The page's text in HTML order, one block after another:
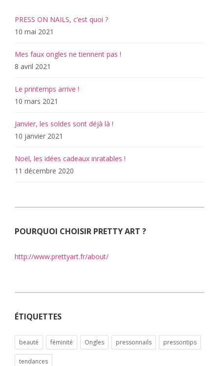
PRESS ON NAILS, c’est quoi ?
10 mai 2021
Mes faux ongles ne tiennent pas !
8 avril 2021
Le printemps arrive !
10 mars 2021
Janvier, les soldes sont déjà là !
10 janvier 2021
Noël, les idées cadeaux inratables !
11 décembre 2020
POURQUOI CHOISIR PRETTY ART ?
http://www.prettyart.fr/about/
ÉTIQUETTES
beauté féminité Ongles pressonnails pressontips
tendances